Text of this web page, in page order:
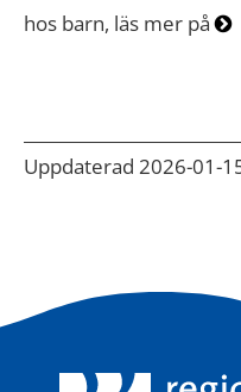
hos barn, läs mer på
Uppdaterad 2026-01-